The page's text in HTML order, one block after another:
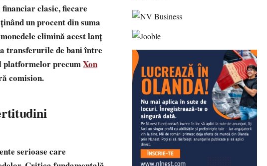
clasic, fiecare
un procent din suma
elimină acest lanț
transferurile de bani între
platformelor precumXon
comision.
serioase care